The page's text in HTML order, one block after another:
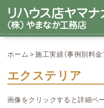
ホーム 施工実績（事例別料金
エクステリア
画像をクリックすると詳細ペ